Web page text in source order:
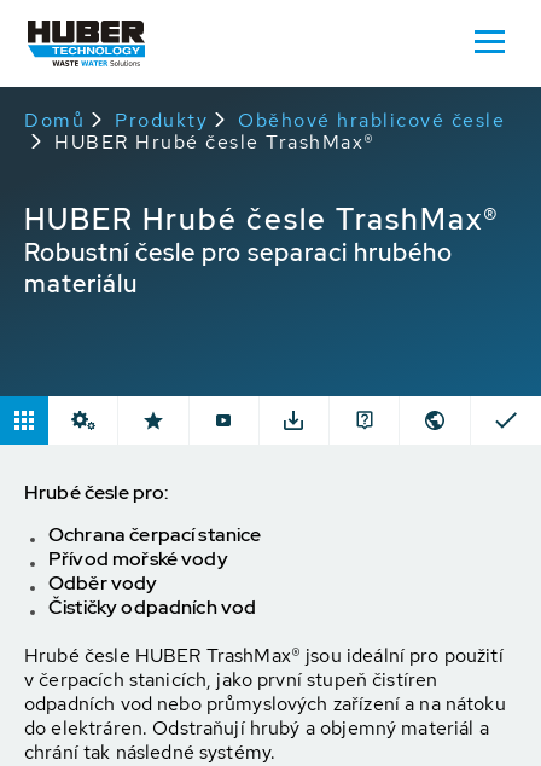
Domů Produkty
Oběhové hrablicové česle
HUBER Hrubé česle TrashMax®
HUBER Hrubé česle TrashMax®
Robustní česle pro separaci hrubého
materiálu
Hrubé česle pro:
Ochrana čerpací stanice
Přívod mořské vody
Odběr vody
Čističky odpadních vod
Hrubé česle HUBER TrashMax® jsou ideální pro použití
v čerpacích stanicích, jako první stupeň čistíren
odpadních vod nebo průmyslových zařízení a na nátoku
do elektráren. Odstraňují hrubý a objemný materiál a
chrání tak následné systémy.